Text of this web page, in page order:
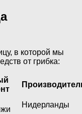
в которой мы
от грибка:
Нидерланды